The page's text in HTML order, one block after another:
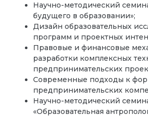
Научно-методический
будущего в образовании»;
Дизайн образовательных
программ и проектных
Правовые и финансовые
разработки комплексных
предпринимательских
Современные подходы к
предпринимательских
Научно-методический
«Образовательная